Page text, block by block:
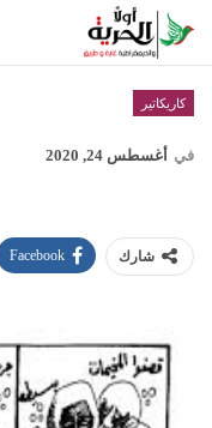
كاريكاتير
في أغسطس 24, 2020
شارك Facebook